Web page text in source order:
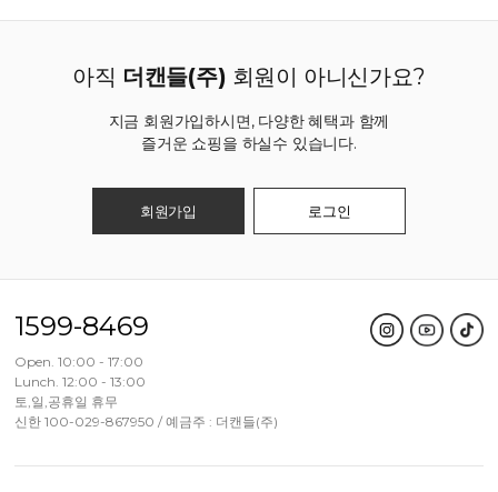
아직 더캔들(주) 회원이 아니신가요?
지금 회원가입하시면, 다양한 혜택과 함께
즐거운 쇼핑을 하실수 있습니다.
회원가입 로그인
1599-8469
Open. 10:00 - 17:00
Lunch. 12:00 - 13:00
토,일,공휴일 휴무
신한 100-029-867950 / 예금주 : 더캔들(주)